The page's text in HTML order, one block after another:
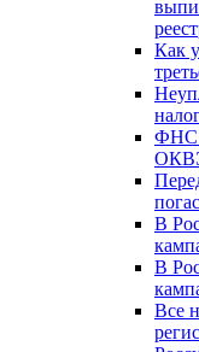
Как
ФНС
В
В
Все